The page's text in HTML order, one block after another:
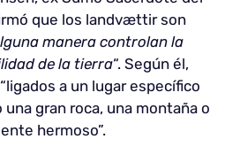
que los landvættir son
manera controlan la
de la tierra“. Según él,
a un lugar específico
gran roca, una montaña o
hermoso”.